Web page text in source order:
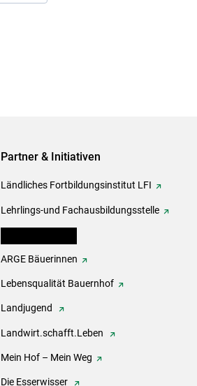
Partner & Initiativen
Ländliches Fortbildungsinstitut LFI
Lehrlings-und Fachausbildungsstelle
ARGE Bäuerinnen
Lebensqualität Bauernhof
Landjugend
Landwirt.schafft.Leben
Mein Hof – Mein Weg
Die Esserwisser